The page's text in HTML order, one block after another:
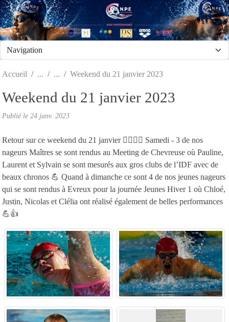
Accueil Weekend du 21 janvier 2023
Weekend du 21 janvier 2023
Publié le 24 janv. 2023
Retour sur ce weekend du 21 janvier 🏊‍♀️🏊‍♂️ Samedi - 3 de nos
nageurs Maîtres se sont rendus au Meeting de Chevreuse où Pauline,
Laurent et Sylvain se sont mesurés aux gros clubs de l’IDF avec de
beaux chronos 💪 Quand à dimanche ce sont 4 de nos jeunes nageurs
qui se sont rendus à Evreux pour la journée Jeunes Hiver 1 où Chloé,
Justin, Nicolas et Clélia ont réalisé également de belles performances
💪👍
Panneau de gestion des cookies